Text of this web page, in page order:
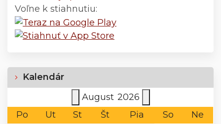
Voľne k stiahnutiu:
Kalendár
August 2026
Po
Ut St Št Pia So
Ne